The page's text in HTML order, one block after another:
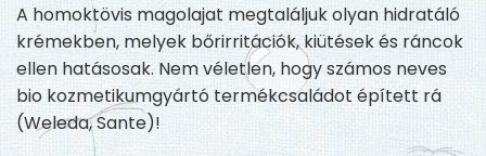
A homoktövis magolajat megtaláljuk olyan hidratáló
krémekben, melyek bőrirritációk, kiütések és ráncok
ellen hatásosak. Nem véletlen, hogy számos neves
bio kozmetikumgyártó termékcsaládot épített rá
(Weleda, Sante)!